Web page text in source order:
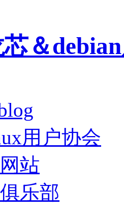
＆
用户协会
站
乐部